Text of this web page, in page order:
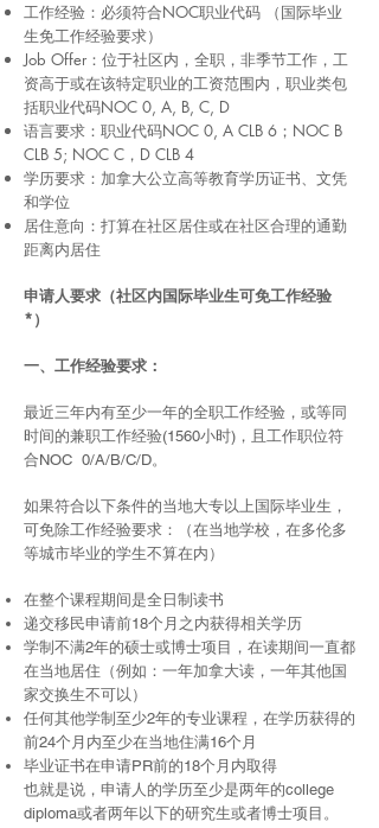
工作经验：必须符合NOC职业代码 （国际毕业
生免工作经验要求）
Job Offer：位于社区内，全职，非季节工作，工
资高于或在该特定职业的工资范围内，职业类包
括职业代码NOC 0, A, B, C, D
语言要求：职业代码NOC 0, A CLB 6；NOC B
CLB 5; NOC C，D CLB 4
学历要求：加拿大公立高等教育学历证书、文凭
和学位
居住意向：打算在社区居住或在社区合理的通勤
距离内居住
申请人要求（社区内国际毕业生可免工作经验
*）
一、工作经验要求：
最近三年内有至少一年的全职工作经验，或等同
时间的兼职工作经验(1560小时)，且工作职位符
合NOC 0/A/B/C/D。
如果符合以下条件的当地大专以上国际毕业生，
可免除工作经验要求：（在当地学校，在多伦多
等城市毕业的学生不算在内）
在整个课程期间是全日制读书
递交移民申请前18个月之内获得相关学历
学制不满2年的硕士或博士项目，在读期间一直都
在当地居住（例如：一年加拿大读，一年其他国
家交换生不可以）
任何其他学制至少2年的专业课程，在学历获得的
前24个月内至少在当地住满16个月
毕业证书在申请PR前的18个月内取得
也就是说，申请人的学历至少是两年的college
diploma或者两年以下的研究生或者博士项目。